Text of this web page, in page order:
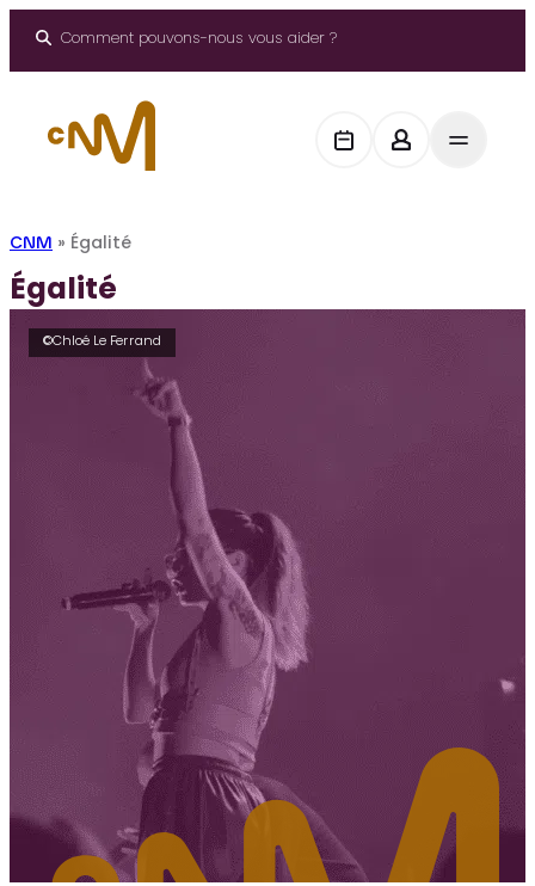
Comment pouvons-nous vous aider ?
CNM » Égalité
Égalité
©Chloé Le Ferrand